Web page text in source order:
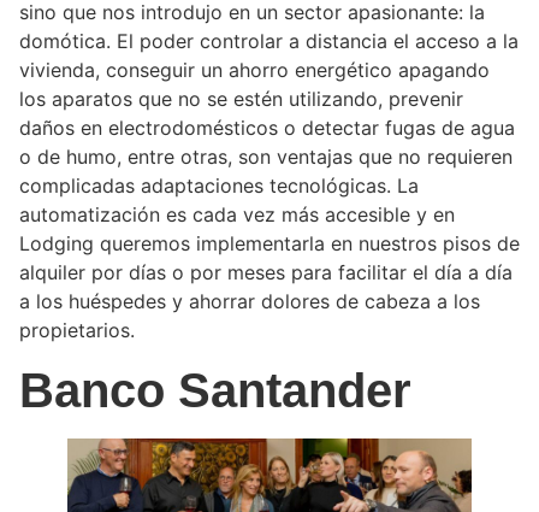
sino que nos introdujo en un sector apasionante: la
domótica. El poder controlar a distancia el acceso a la
vivienda, conseguir un ahorro energético apagando
los aparatos que no se estén utilizando, prevenir
daños en electrodomésticos o detectar fugas de agua
o de humo, entre otras, son ventajas que no requieren
complicadas adaptaciones tecnológicas. La
automatización es cada vez más accesible y en
Lodging queremos implementarla en nuestros pisos de
alquiler por días o por meses para facilitar el día a día
a los huéspedes y ahorrar dolores de cabeza a los
propietarios.
Banco Santander